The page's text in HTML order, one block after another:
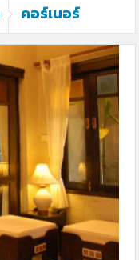
คอร์เนอร์